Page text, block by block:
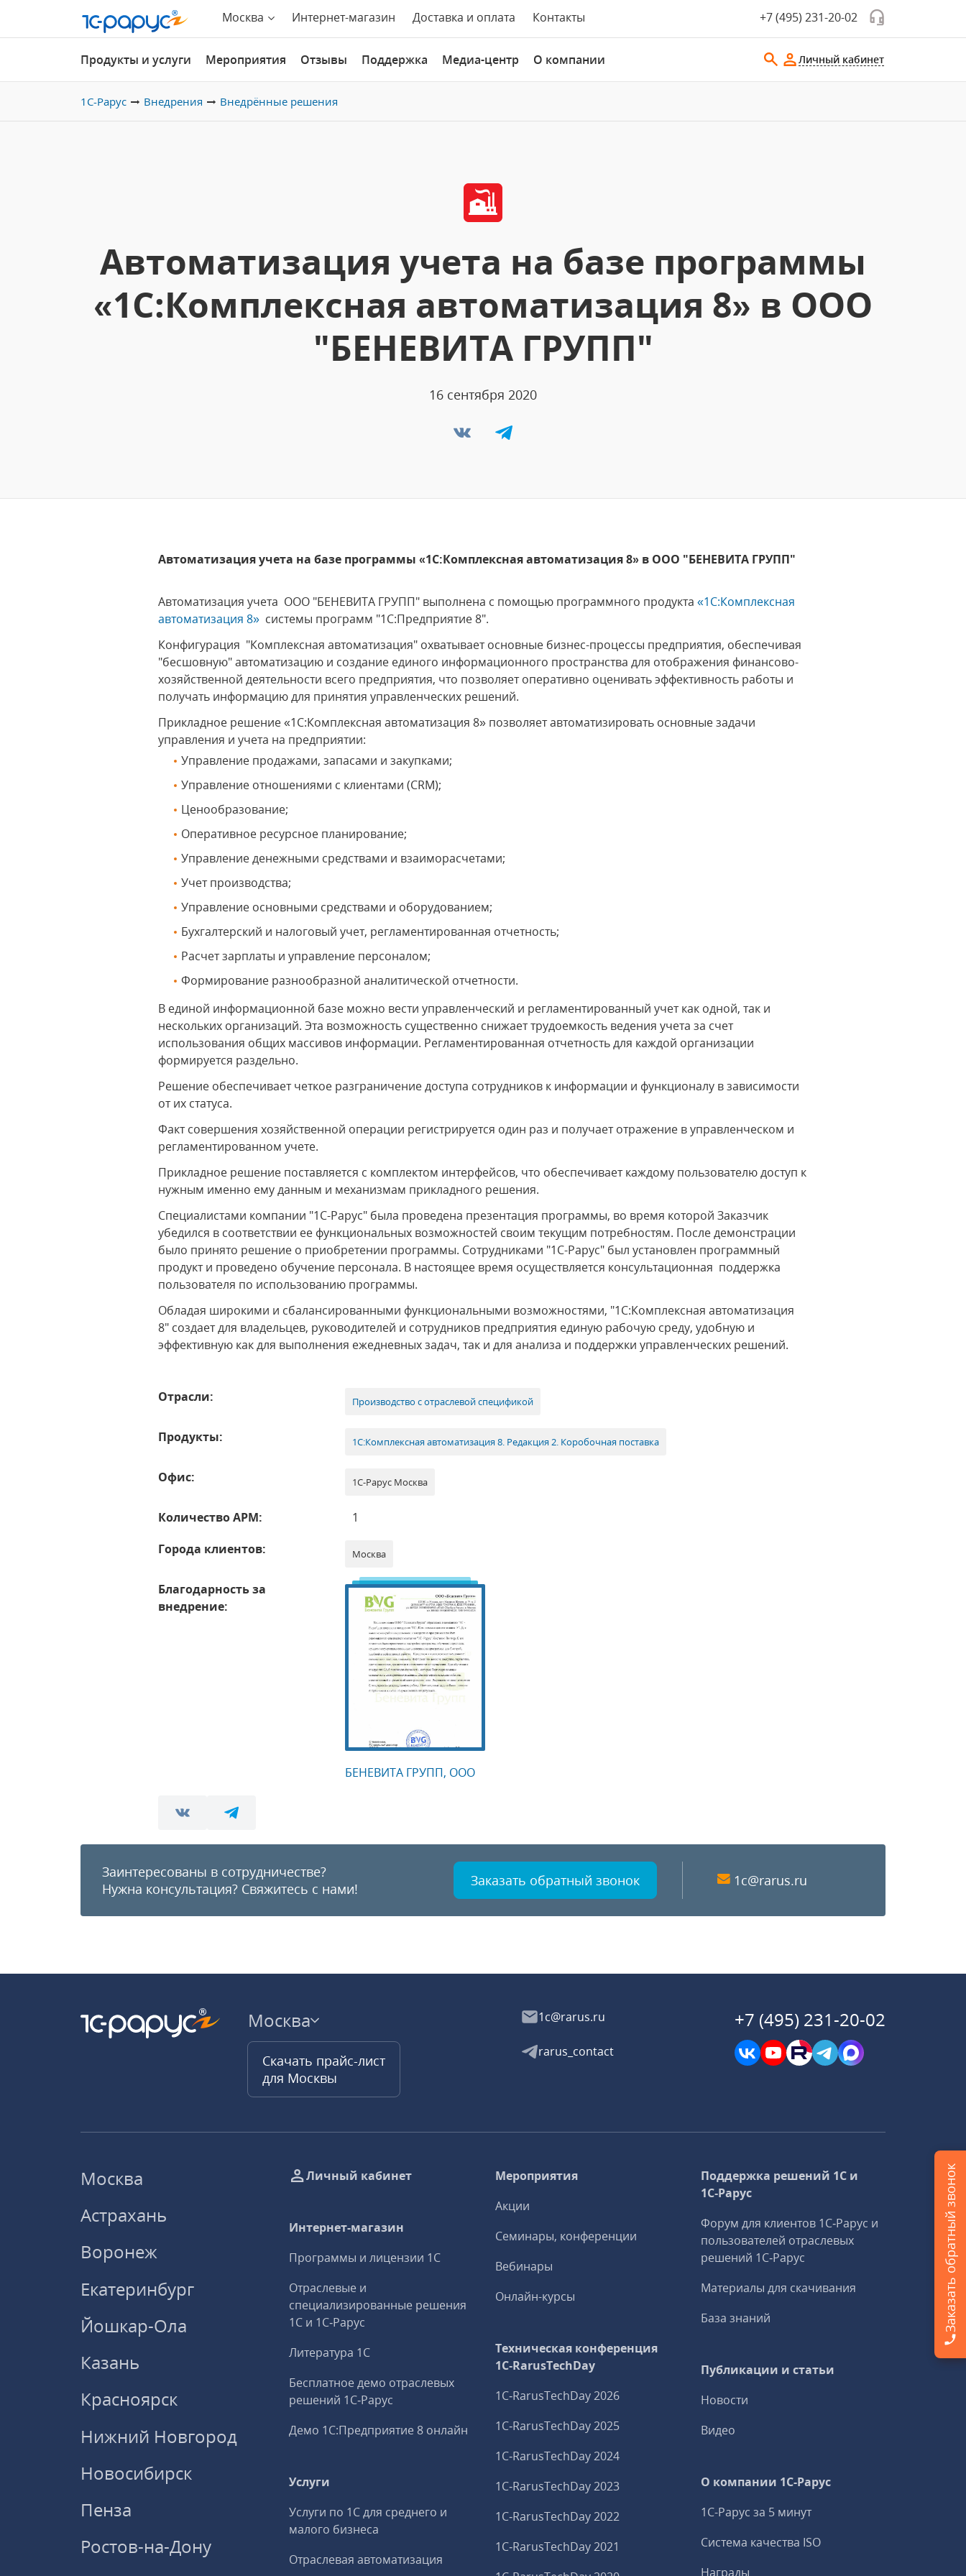
Москва Интернет-магазин Доставка и оплата Контакты +7 (495) 231-20-02
Продукты и услуги Мероприятия Отзывы Поддержка Медиа-центр О компании Личный кабинет
1С-Рарус Внедрения Внедрённые решения
Автоматизация учета на базе программы
«1С:Комплексная автоматизация 8» в ООО
"БЕНЕВИТА ГРУПП"
16 сентября 2020
Автоматизация учета на базе программы «1С:Комплексная автоматизация 8» в ООО "БЕНЕВИТА ГРУПП"
Автоматизация учета ООО "БЕНЕВИТА ГРУПП" выполнена с помощью программного продукта«1С:Комплексная
автоматизация 8» системы программ "1С:Предприятие 8".
Конфигурация "Комплексная автоматизация" охватывает основные бизнес-процессы предприятия, обеспечивая
"бесшовную" автоматизацию и создание единого информационного пространства для отображения финансово-
хозяйственной деятельности всего предприятия, что позволяет оперативно оценивать эффективность работы и
получать информацию для принятия управленческих решений.
Прикладное решение «1С:Комплексная автоматизация 8» позволяет автоматизировать основные задачи
управления и учета на предприятии:
Управление продажами, запасами и закупками;
Управление отношениями с клиентами (CRM);
Ценообразование;
Оперативное ресурсное планирование;
Управление денежными средствами и взаиморасчетами;
Учет производства;
Управление основными средствами и оборудованием;
Бухгалтерский и налоговый учет, регламентированная отчетность;
Расчет зарплаты и управление персоналом;
Формирование разнообразной аналитической отчетности.
В единой информационной базе можно вести управленческий и регламентированный учет как одной, так и
нескольких организаций. Эта возможность существенно снижает трудоемкость ведения учета за счет
использования общих массивов информации. Регламентированная отчетность для каждой организации
формируется раздельно.
Решение обеспечивает четкое разграничение доступа сотрудников к информации и функционалу в зависимости
от их статуса.
Факт совершения хозяйственной операции регистрируется один раз и получает отражение в управленческом и
регламентированном учете.
Прикладное решение поставляется с комплектом интерфейсов, что обеспечивает каждому пользователю доступ к
нужным именно ему данным и механизмам прикладного решения.
Специалистами компании "1С-Рарус" была проведена презентация программы, во время которой Заказчик
убедился в соответствии ее функциональных возможностей своим текущим потребностям. После демонстрации
было принято решение о приобретении программы. Сотрудниками "1С-Рарус" был установлен программный
продукт и проведено обучение персонала. В настоящее время осуществляется консультационная поддержка
пользователя по использованию программы.
Обладая широкими и сбалансированными функциональными возможностями, "1С:Комплексная автоматизация
8" создает для владельцев, руководителей и сотрудников предприятия единую рабочую среду, удобную и
эффективную как для выполнения ежедневных задач, так и для анализа и поддержки управленческих решений.
Отрасли: Производство с отраслевой спецификой
Продукты: 1С:Комплексная автоматизация 8. Редакция 2. Коробочная поставка
Офис: 1С-Рарус Москва
Количество АРМ:
1
Города клиентов:
Москва
Благодарность за
внедрение:
БЕНЕВИТА ГРУПП, ООО
Заинтересованы в сотрудничестве?
Нужна консультация? Свяжитесь с нами! Заказать обратный звонок 1c@rarus.ru
Москва
Скачать прайс-лист
для Москвы
1c@rarus.ru
rarus_contact
+7 (495) 231-20-02
Москва
Астрахань
Воронеж
Екатеринбург
Йошкар-Ола
Казань
Красноярск
Нижний Новгород
Новосибирск
Пенза
Ростов-на-Дону
Личный кабинет
Интернет-магазин
Программы и лицензии 1С
Отраслевые и
специализированные решения
1С и 1С‑Рарус
Литература 1С
Бесплатное демо отраслевых
решений 1С‑Рарус
Демо 1С:Предприятие 8 онлайн
Услуги
Услуги по 1С для среднего и
малого бизнеса
Отраслевая автоматизация
Мероприятия
Акции
Семинары, конференции
Вебинары
Онлайн-курсы
Техническая конференция
1C‑RarusTechDay
1C‑RarusTechDay 2026
1C‑RarusTechDay 2025
1C‑RarusTechDay 2024
1C‑RarusTechDay 2023
1C‑RarusTechDay 2022
1C‑RarusTechDay 2021
Поддержка решений 1С и
1С‑Рарус
Форум для клиентов 1С‑Рарус и
пользователей отраслевых
решений 1С‑Рарус
Материалы для скачивания
База знаний
Публикации и статьи
Новости
Видео
О компании 1C-Рарус
1С-Рарус за 5 минут
Система качества ISO
Награды
Заказать обратный звонок